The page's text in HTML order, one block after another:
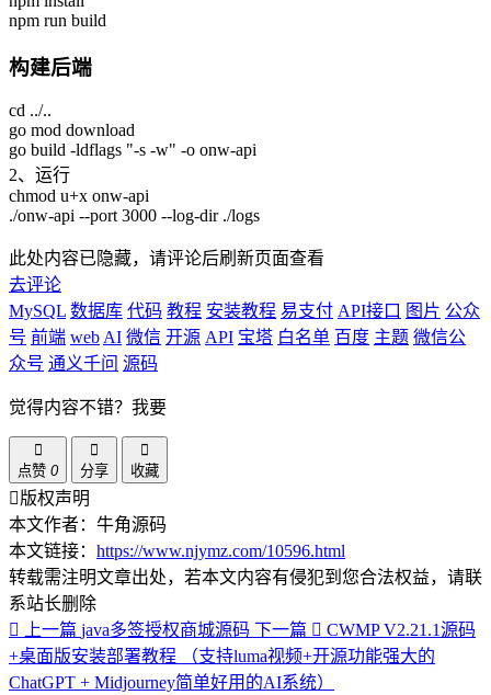
npm run build
构建后端
cd ../..
go mod download
go build -ldflags "-s -w" -o onw-api
2、运行
chmod u+x onw-api
./onw-api --port 3000 --log-dir ./logs
此处内容已隐藏，请评论后刷新页面查看
去评论
MySQL 数据库 代码 教程 安装教程 易支付 API接口 图片 公众
号 前端 web AI 微信 开源 API 宝塔 白名单 百度 主题 微信公
众号 通义千问 源码
觉得内容不错？我要
点赞 0 分享 收藏
版权声明
本文作者：牛角源码
本文链接： https://www.njymz.com/10596.html
转载需注明文章出处，若本文内容有侵犯到您合法权益，请联
系站长删除
上一篇 java多签授权商城源码 下一篇
CWMP V2.21.1源码
+桌面版安装部署教程 （支持luma视频+开源功能强大的
ChatGPT + Midjourney简单好用的AI系统）